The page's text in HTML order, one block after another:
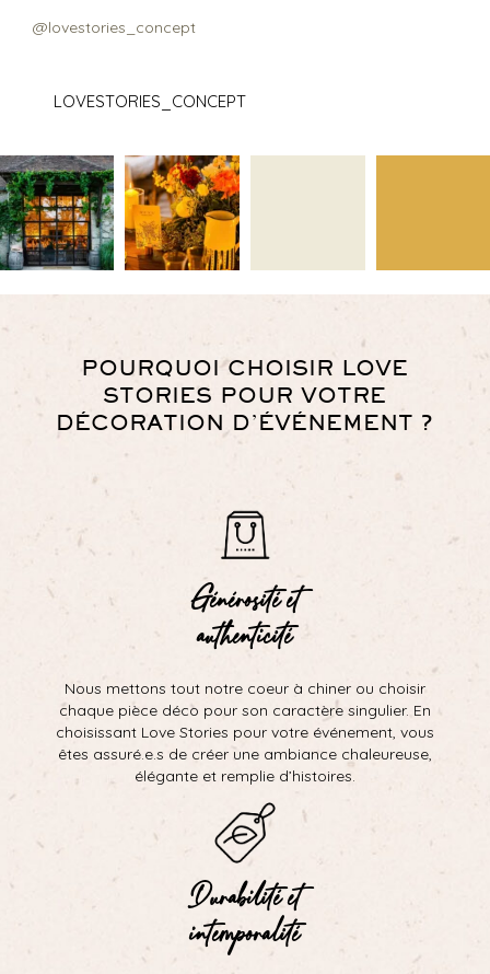
@lovestories_concept
LOVESTORIES_CONCEPT
POURQUOI CHOISIR LOVE
STORIES POUR VOTRE
DÉCORATION D’ÉVÉNEMENT ?
Générosité et
authenticité
Nous mettons tout notre coeur à chiner ou choisir
chaque pièce déco pour son caractère singulier. En
choisissant Love Stories pour votre événement, vous
êtes assuré.e.s de créer une ambiance chaleureuse,
élégante et remplie d’histoires.
Durabilité et
intemporalité